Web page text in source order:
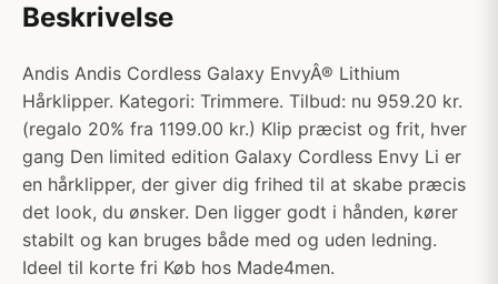
Beskrivelse
Andis Andis Cordless Galaxy EnvyÂ® Lithium
Hårklipper. Kategori: Trimmere. Tilbud: nu 959.20 kr.
(regalo 20% fra 1199.00 kr.) Klip præcist og frit, hver
gang Den limited edition Galaxy Cordless Envy Li er
en hårklipper, der giver dig frihed til at skabe præcis
det look, du ønsker. Den ligger godt i hånden, kører
stabilt og kan bruges både med og uden ledning.
Ideel til korte fri Køb hos Made4men.